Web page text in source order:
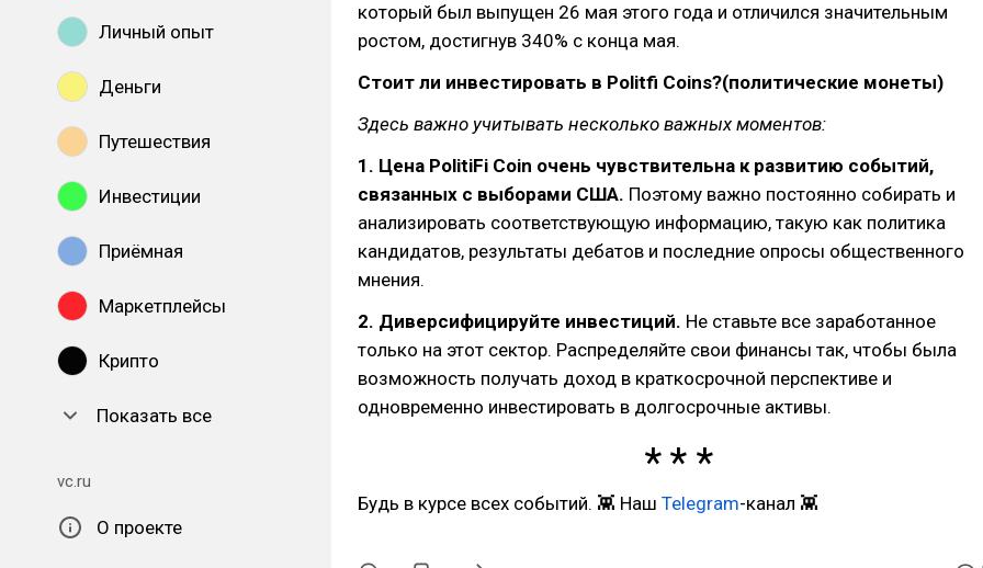
Личный опыт
Деньги
Путешествия
Инвестиции
Приёмная
Маркетплейсы
Крипто
Показать все
vc.ru
О проекте
который был выпущен 26 мая этого года и отличился значительным
ростом, достигнув 340% с конца мая.
Стоит ли инвестировать в Politfi Coins?(политические монеты)
Здесь важно учитывать несколько важных моментов:
1. Цена PolitiFi Coin очень чувствительна к развитию событий,
связанных с выборами США. Поэтому важно постоянно собирать и
анализировать соответствующую информацию, такую как политика
кандидатов, результаты дебатов и последние опросы общественного
мнения.
2. Диверсифицируйте инвестиций. Не ставьте все заработанное
только на этот сектор. Распределяйте свои финансы так, чтобы была
возможность получать доход в краткосрочной перспективе и
одновременно инвестировать в долгосрочные активы.
Будь в курсе всех событий. 👾 Наш Telegram-канал 👾